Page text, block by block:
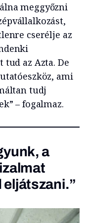
meggyőzni
cserélje az
az Azta. De
ami
tudj
– fogalmaz.
a
eljátszani.”